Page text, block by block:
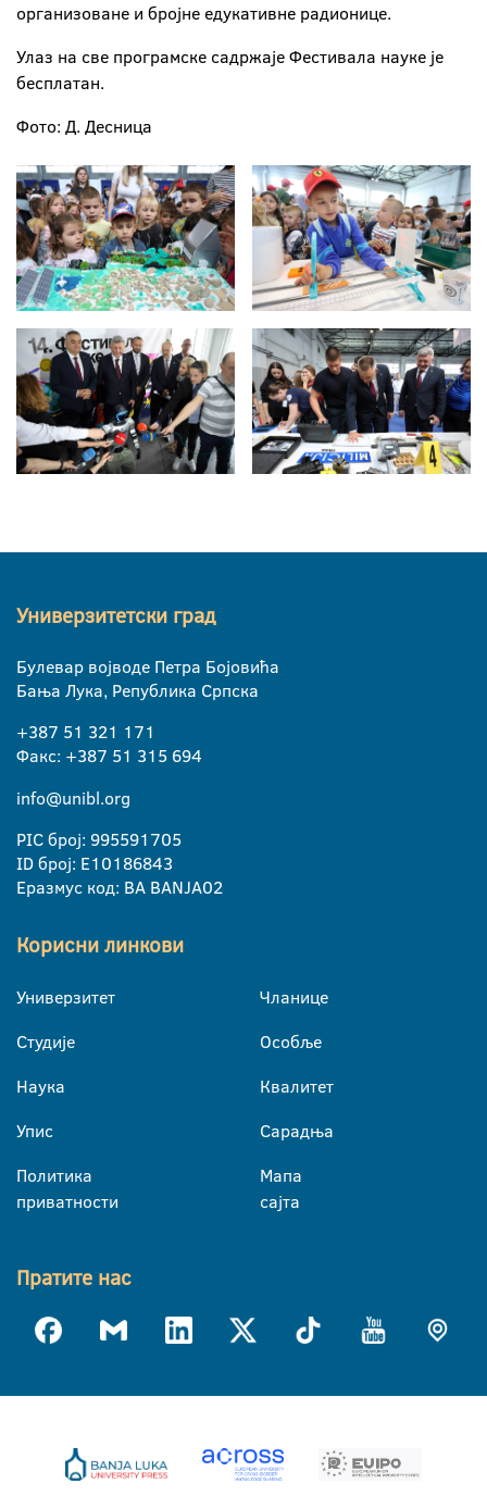
организоване и бројне едукативне радионице.
Улаз на све програмске садржаје Фестивала науке је
бесплатан.
Фото: Д. Десница
Универзитетски град
Булевар војводе Петра Бојовића
Бања Лука, Република Српска
+387 51 321 171
Факс: +387 51 315 694
info@unibl.org
PIC број: 995591705
ID број: E10186843
Еразмус код: BA BANJA02
Корисни линкови
Универзитет
Студије
Наука
Упис
Политика
приватности
Чланице
Особље
Квалитет
Сарадња
Мапа
сајта
Пратите нас